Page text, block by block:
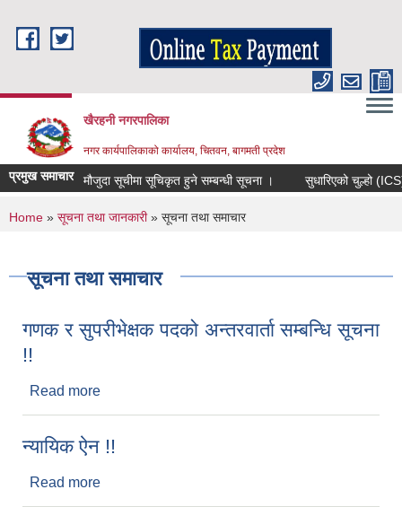
खैरहनी नगरपालिका
नगर कार्यपालिकाको कार्यालय, चितवन, बागमती प्रदेश
प्रमुख समाचारमौजुदा सूचीमा सूचिकृत हुने सम्बन्धी सूचना । सुधारिएको चुल्हो (ICS)
You are here
Home » सूचना तथा जानकारी» सूचना तथा समाचार
सूचना तथा समाचार
गणक र सुपरीभेक्षक पदको अन्तरवार्ता सम्बन्धि सूचना
!!
Read more
न्यायिक ऐन !!
Read more